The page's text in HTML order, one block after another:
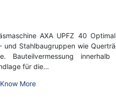
AXA UPFZ 40
und Stahlbaugruppen wie
Bauteilvermessung innerhalb
für die…
Know More